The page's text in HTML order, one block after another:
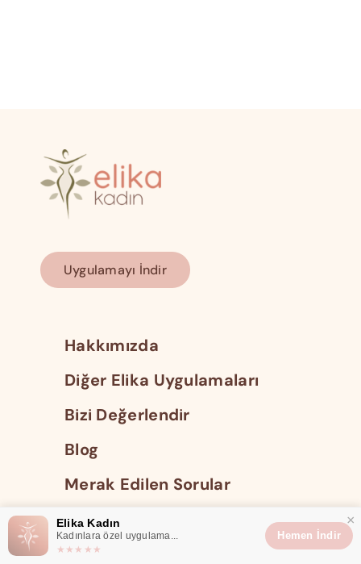
Uygulamayı İndir
Hakkımızda
Diğer Elika Uygulamaları
Bizi Değerlendir
Blog
Merak Edilen Sorular
Açık Rıza Beyanı
Gizlilik Politikası
×
Elika Kadın
Kadınlara özel uygulama...
★★★★★
Hemen İndir